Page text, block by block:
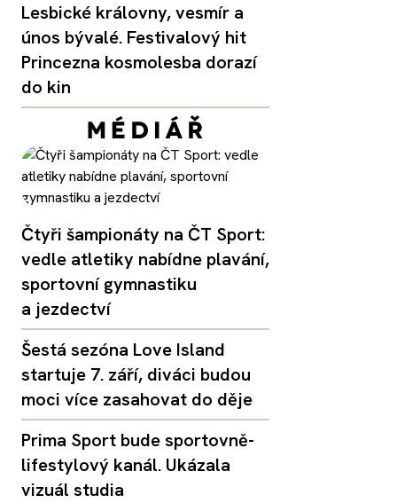
Lesbické královny, vesmír a
únos bývalé. Festivalový hit
Princezna kosmolesba dorazí
do kin
Čtyři šampionáty na ČT Sport:
vedle atletiky nabídne plavání,
sportovní gymnastiku
a jezdectví
Šestá sezóna Love Island
startuje 7. září, diváci budou
moci více zasahovat do děje
Prima Sport bude sportovně-
lifestylový kanál. Ukázala
vizuál studia